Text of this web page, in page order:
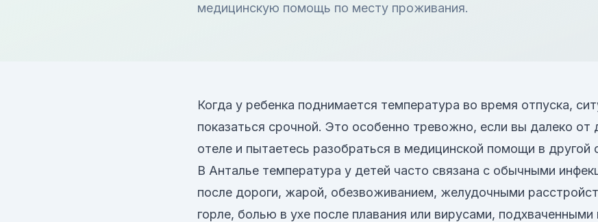
медицинскую помощь по месту проживания.
Когда у ребенка поднимается температура во время отпуска,
показаться срочной. Это особенно тревожно, если вы далеко от
отеле и пытаетесь разобраться в медицинской помощи в другой
В Анталье температура у детей часто связана с обычными
после дороги, жарой, обезвоживанием, желудочными
горле, болью в ухе после плавания или вирусами,